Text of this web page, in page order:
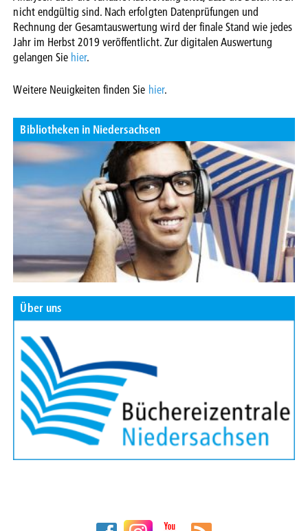
nicht endgültig sind. Nach erfolgten Datenprüfungen und
Rechnung der Gesamtauswertung wird der finale Stand wie jedes
Jahr im Herbst 2019 veröffentlicht. Zur digitalen Auswertung
gelangen Sie hier.
Weitere Neuigkeiten finden Sie hier.
Bibliotheken in Niedersachsen
Über uns